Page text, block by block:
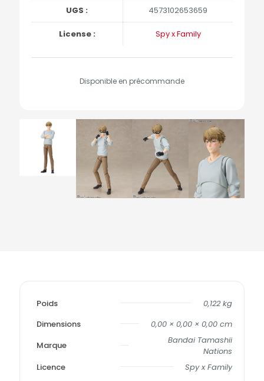
UGS : 4573102653659
License : Spy x Family
Disponible en précommande
Poids
0,122 kg
Dimensions
0,00 × 0,00 × 0,00 cm
Marque
Bandai Tamashii
Nations
Licence
Spy x Family